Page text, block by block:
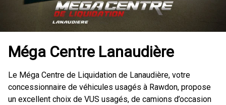
Méga Centre Lanaudière
Le Méga Centre de Liquidation de Lanaudière, votre
concessionnaire de véhicules usagés à Rawdon, propose
un excellent choix de VUS usagés, de camions d’occasion